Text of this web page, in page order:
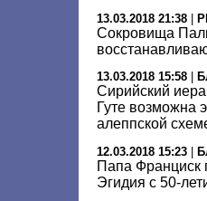
13.03.2018 21:38
Сокровища
13.03.2018 15:58
Сирийский
Гуте возможна
алеппской
12.03.2018 15:23 |
Папа Франциск
Эгидия с 50-